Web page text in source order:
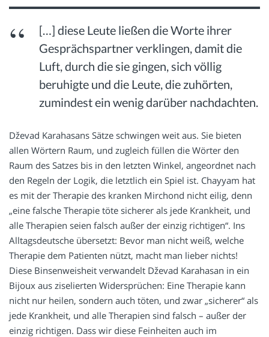
[…] diese Leute ließen die Worte ihrer
Gesprächspartner verklingen, damit die
Luft, durch die sie gingen, sich völlig
beruhigte und die Leute, die zuhörten,
zumindest ein wenig darüber nachdachten.
Dževad Karahasans Sätze schwingen weit aus. Sie bieten
allen Wörtern Raum, und zugleich füllen die Wörter den
Raum des Satzes bis in den letzten Winkel, angeordnet nach
den Regeln der Logik, die letztlich ein Spiel ist. Chayyam hat
es mit der Therapie des kranken Mirchond nicht eilig, denn
„eine falsche Therapie töte sicherer als jede Krankheit, und
alle Therapien seien falsch außer der einzig richtigen“. Ins
Alltagsdeutsche übersetzt: Bevor man nicht weiß, welche
Therapie dem Patienten nützt, macht man lieber nichts!
Diese Binsenweisheit verwandelt Dževad Karahasan in ein
Bijoux aus ziselierten Widersprüchen: Eine Therapie kann
nicht nur heilen, sondern auch töten, und zwar „sicherer“ als
jede Krankheit, und alle Therapien sind falsch – außer der
einzig richtigen. Dass wir diese Feinheiten auch im